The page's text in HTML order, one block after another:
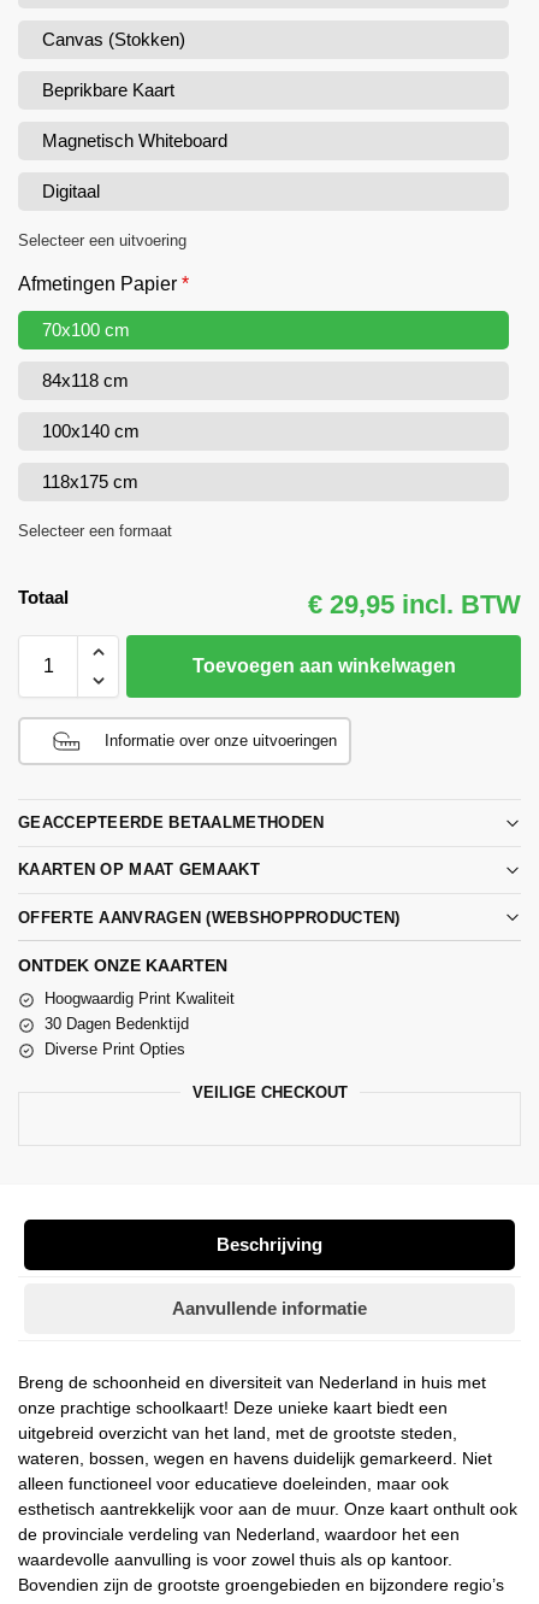
Canvas (Stokken)
Beprikbare Kaart
Magnetisch Whiteboard
Digitaal
Selecteer een uitvoering
Afmetingen Papier *
70x100 cm
84x118 cm
100x140 cm
118x175 cm
Selecteer een formaat
Totaal € 29,95 incl. BTW
Toevoegen aan winkelwagen
Informatie over onze uitvoeringen
GEACCEPTEERDE BETAALMETHODEN
KAARTEN OP MAAT GEMAAKT
OFFERTE AANVRAGEN (WEBSHOPPRODUCTEN)
ONTDEK ONZE KAARTEN
Hoogwaardig Print Kwaliteit
30 Dagen Bedenktijd
Diverse Print Opties
VEILIGE CHECKOUT
Beschrijving
Aanvullende informatie
Breng de schoonheid en diversiteit van Nederland in huis met
onze prachtige schoolkaart! Deze unieke kaart biedt een
uitgebreid overzicht van het land, met de grootste steden,
wateren, bossen, wegen en havens duidelijk gemarkeerd. Niet
alleen functioneel voor educatieve doeleinden, maar ook
esthetisch aantrekkelijk voor aan de muur. Onze kaart onthult ook
de provinciale verdeling van Nederland, waardoor het een
waardevolle aanvulling is voor zowel thuis als op kantoor.
Bovendien zijn de grootste groengebieden en bijzondere regio’s